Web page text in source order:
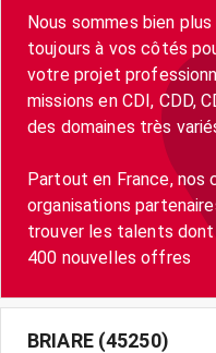
Nous sommes bien plus
toujours à vos côtés
votre projet
missions en CDI, CDD,
des domaines très
Partout en France,
organisations
trouver les talents
400 nouvelles offres
BRIARE (45250)